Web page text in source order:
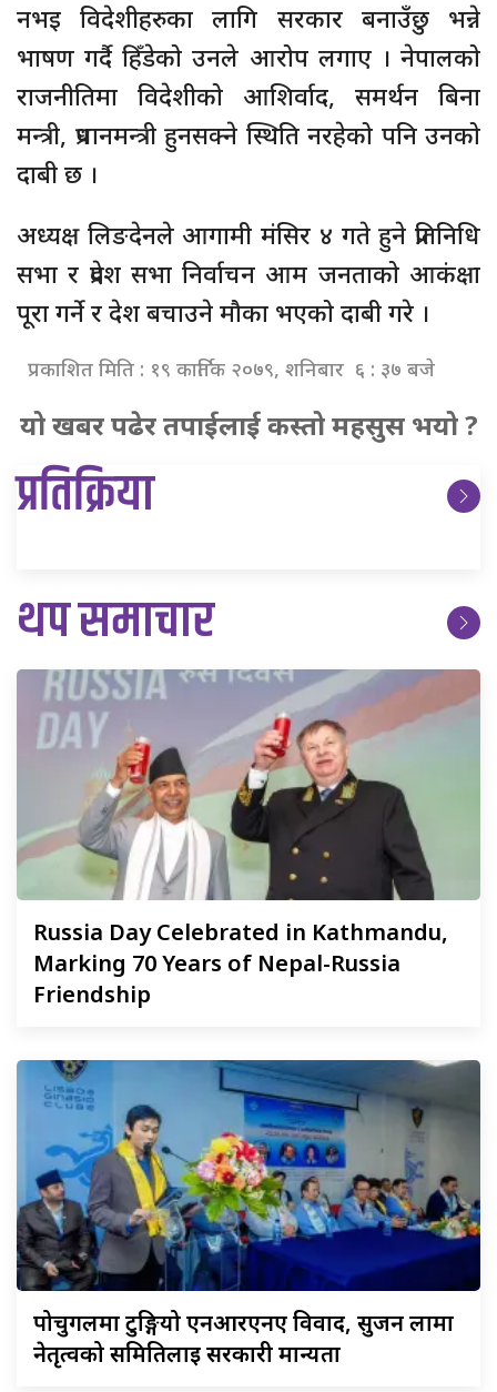
नभइ विदेशीहरुका लागि सरकार बनाउँछु भन्ने
भाषण गर्दै हिँडेको उनले आरोप लगाए । नेपालको
राजनीतिमा विदेशीको आशिर्वाद, समर्थन बिना
मन्त्री, प्रधानमन्त्री हुनसक्ने स्थिति नरहेको पनि उनको
दाबी छ ।
अध्यक्ष लिङदेनले आगामी मंसिर ४ गते हुने प्रतिनिधि
सभा र प्रदेश सभा निर्वाचन आम जनताको आकंक्षा
पूरा गर्ने र देश बचाउने मौका भएको दाबी गरे ।
प्रकाशित मिति : १९ कार्तिक २०७९, शनिबार ६ : ३७ बजे
यो खबर पढेर तपाईलाई कस्तो महसुस भयो ?
प्रतिक्रिया
थप समाचार
Russia Day Celebrated in Kathmandu,
Marking 70 Years of Nepal-Russia
Friendship
पोर्चुगलमाटुङ्गियो एनआरएनए विवाद, सुजन लामा
नेतृत्वको समितिलाई सरकारी मान्यता